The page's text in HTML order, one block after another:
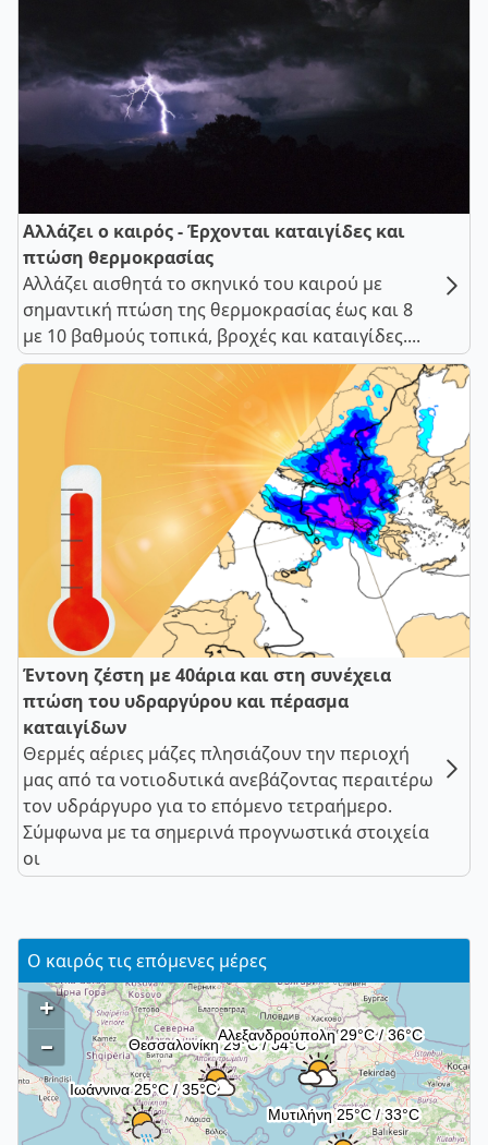
Αλλάζει ο καιρός - Έρχονται καταιγίδες και
πτώση θερμοκρασίας
Αλλάζει αισθητά το σκηνικό του καιρού με
σημαντική πτώση της θερμοκρασίας έως και 8
με 10 βαθμούς τοπικά, βροχές και καταιγίδες....
Έντονη ζέστη με 40άρια και στη συνέχεια
πτώση του υδραργύρου και πέρασμα
καταιγίδων
Θερμές αέριες μάζες πλησιάζουν την περιοχή
μας από τα νοτιοδυτικά ανεβάζοντας περαιτέρω
τον υδράργυρο για το επόμενο τετραήμερο.
Σύμφωνα με τα σημερινά προγνωστικά στοιχεία
οι
Ο καιρός τις επόμενες μέρες
+
–